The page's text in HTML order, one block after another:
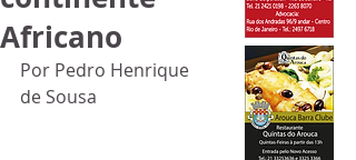
Africano
Por Pedro Henrique
de Sousa